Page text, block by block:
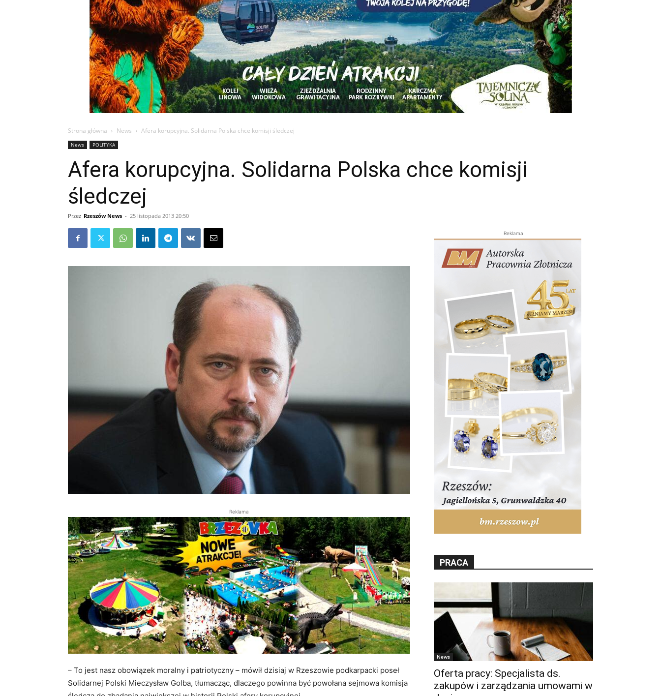
Strona główna News Afera korupcyjna. Solidarna Polska chce komisji śledczej
News POLITYKA
Afera korupcyjna. Solidarna Polska chce komisji
śledczej
Przez Rzeszów News - 25 listopada 2013 20:50
Reklama
– To jest nasz obowiązek moralny i patriotyczny – mówił dzisiaj w Rzeszowie podkarpacki poseł
Solidarnej Polski Mieczysław Golba, tłumacząc, dlaczego powinna być powołana sejmowa komisja
Reklama
PRACA
News
Oferta pracy: Specjalista ds.
zakupów i zarządzania umowami w